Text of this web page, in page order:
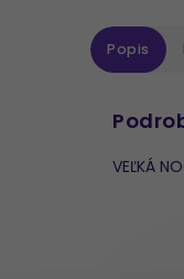
Popis
VEĽKÁ